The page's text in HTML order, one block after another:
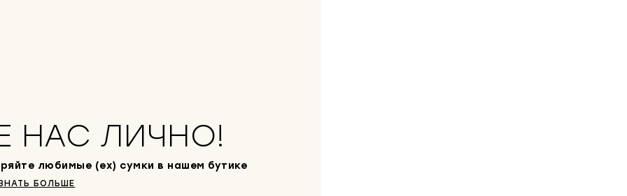
НАС ЛИЧНО!
любимые (ex) сумки в нашем бутике
БОЛЬШЕ